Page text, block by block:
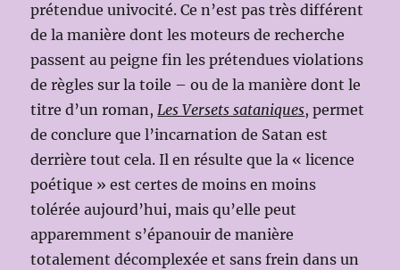
prétendue univocité. Ce n’est pas très différent
de la manière dont les moteurs de recherche
passent au peigne fin les prétendues violations
de règles sur la toile – ou de la manière dont le
titre d’un roman,Les Versets sataniques, permet
de conclure que l’incarnation de Satan est
derrière tout cela. Il en résulte que la « licence
poétique » est certes de moins en moins
tolérée aujourd’hui, mais qu’elle peut
apparemment s’épanouir de manière
totalement décomplexée et sans frein dans un